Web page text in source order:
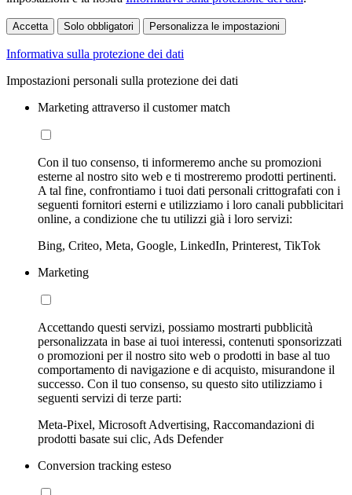
Accetta Solo obbligatori Personalizza le impostazioni
Informativa sulla protezione dei dati
Impostazioni personali sulla protezione dei dati
Marketing attraverso il customer match
Con il tuo consenso, ti informeremo anche su promozioni
esterne al nostro sito web e ti mostreremo prodotti pertinenti.
A tal fine, confrontiamo i tuoi dati personali crittografati con i
seguenti fornitori esterni e utilizziamo i loro canali pubblicitari
online, a condizione che tu utilizzi già i loro servizi:
Bing, Criteo, Meta, Google, LinkedIn, Printerest, TikTok
Marketing
Accettando questi servizi, possiamo mostrarti pubblicità
personalizzata in base ai tuoi interessi, contenuti sponsorizzati
o promozioni per il nostro sito web o prodotti in base al tuo
comportamento di navigazione e di acquisto, misurandone il
successo. Con il tuo consenso, su questo sito utilizziamo i
seguenti servizi di terze parti:
Meta-Pixel, Microsoft Advertising, Raccomandazioni di
prodotti basate sui clic, Ads Defender
Conversion tracking esteso